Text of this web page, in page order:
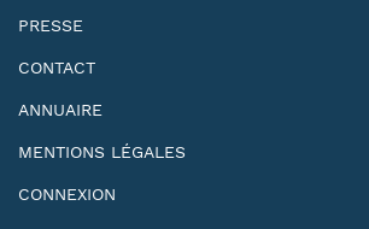
PRESSE
CONTACT
ANNUAIRE
MENTIONS LÉGALES
CONNEXION